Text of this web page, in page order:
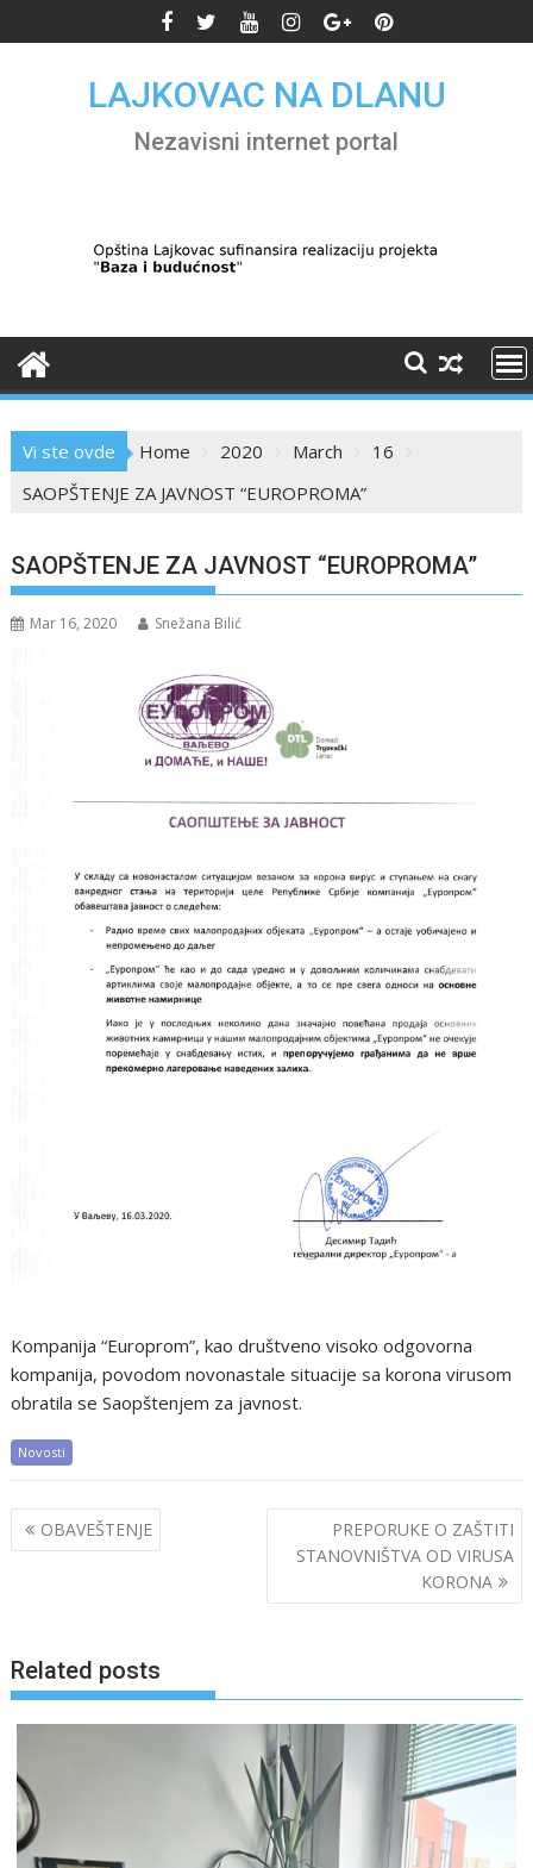
to
LAJKOVAC NA DLANU
Nezavisni internet portal
Vi ste ovde Home 2020 March
16
SAOPŠTENJE ZA JAVNOST “EUROPROMA”
SAOPŠTENJE ZA JAVNOST “EUROPROMA”
Mar 16, 2020 Snežana Bilić
Kompanija “Europrom”, kao društveno visoko odgovorna
kompanija, povodom novonastale situacije sa korona virusom
obratila se Saopštenjem za javnost.
Novosti
Post
navigation
OBAVEŠTENJE
PREPORUKE O ZAŠTITI
STANOVNIŠTVA OD VIRUSA
KORONA
Related posts